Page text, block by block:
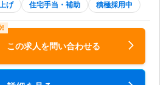
げ 住宅手当・補助 積極採用中
この求人を問い合わせる